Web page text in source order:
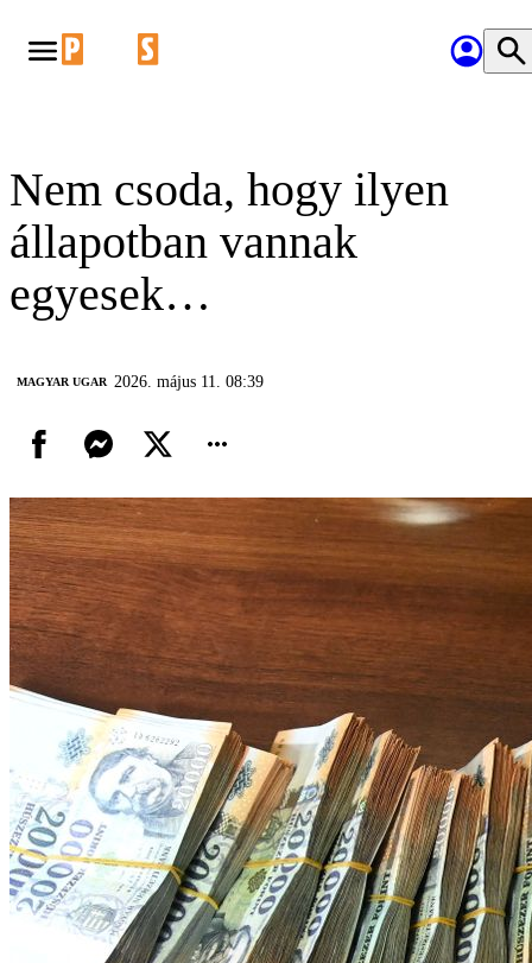
Nem csoda, hogy ilyen
állapotban vannak
egyesek…
MAGYAR UGAR 2026. május 11. 08:39